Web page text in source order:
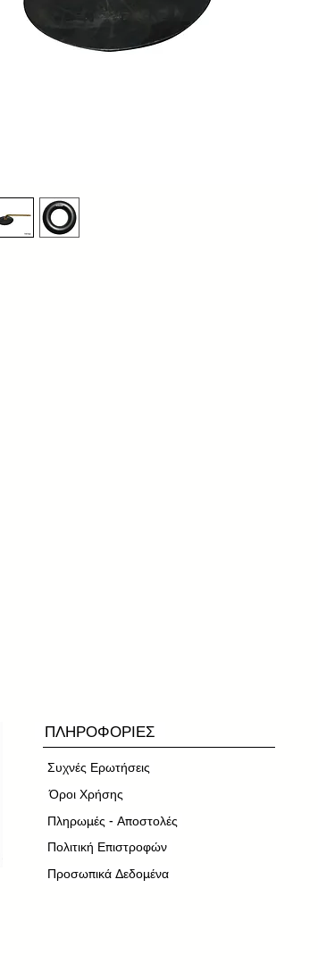
ΠΛΗΡΟΦΟΡΙΕΣ
Συχνές Ερωτήσεις
​Όροι Χρήσης
Πληρωμές - Αποστολές
Πολιτική Επιστροφών
Προσωπικά Δεδομένα